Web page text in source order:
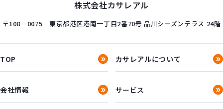
株式会社カサレアル
〒108－0075 東京都港区港南一丁目2番70号 品川シーズンテラス 24階
TOP カサレアルについて
会社情報 サービス